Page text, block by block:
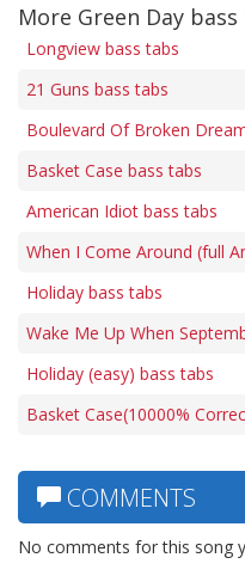
More Green Day
Longview bass tabs
21 Guns bass tabs
Boulevard Of Broken
Basket Case bass tabs
American Idiot bass tabs
When I Come Around (full
Holiday bass tabs
Wake Me Up When
Holiday (easy) bass tabs
Basket Case(10000%
COMMENTS
No comments for this song